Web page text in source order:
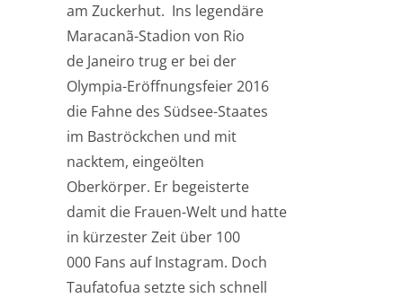
am Zuckerhut. Ins legendäre
Maracanã-Stadion von Rio
de Janeiro trug er bei der
Olympia-Eröffnungsfeier 2016
die Fahne des Südsee-Staates
im Baströckchen und mit
nacktem, eingeölten
Oberkörper. Er begeisterte
damit die Frauen-Welt und hatte
in kürzester Zeit über 100
000 Fans auf Instagram. Doch
Taufatofua setzte sich schnell